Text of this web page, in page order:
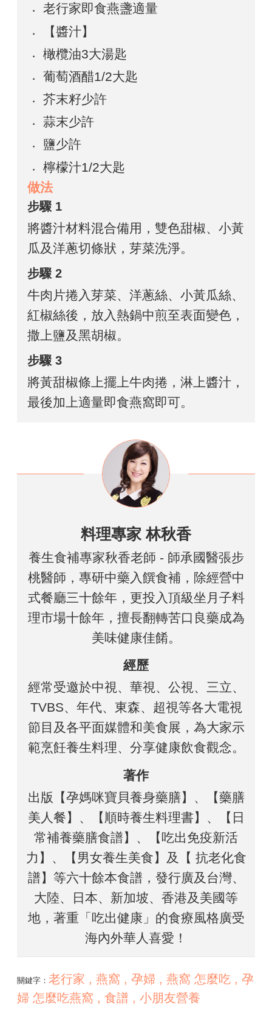
老行家即食燕盞適量
【醬汁】
橄欖油3大湯匙
葡萄酒醋1/2大匙
芥末籽少許
蒜末少許
鹽少許
檸檬汁1/2大匙
做法
步驟 1
將醬汁材料混合備用，雙色甜椒、小黃
瓜及洋蔥切條狀，芽菜洗淨。
步驟 2
牛肉片捲入芽菜、洋蔥絲、小黃瓜絲、
紅椒絲後，放入熱鍋中煎至表面變色，
撒上鹽及黑胡椒。
步驟 3
將黃甜椒條上擺上牛肉捲，淋上醬汁，
最後加上適量即食燕窩即可。
料理專家 林秋香
養生食補專家秋香老師 - 師承國醫張步
桃醫師，專研中藥入饌食補，除經營中
式餐廳三十餘年，更投入頂級坐月子料
理市場十餘年，擅長翻轉苦口良藥成為
美味健康佳餚。
經歷
經常受邀於中視、華視、公視、三立、
TVBS、年代、東森、超視等各大電視
節目及各平面媒體和美食展，為大家示
範烹飪養生料理、分享健康飲食觀念。
著作
出版【孕媽咪寶貝養身藥膳】、【藥膳
美人餐】、【順時養生料理書】、【日
常補養藥膳食譜】、【吃出免疫新活
力】、【男女養生美食】及【 抗老化食
譜】等六十餘本食譜，發行廣及台灣、
大陸、日本、新加坡、香港及美國等
地，著重「吃出健康」的食療風格廣受
海內外華人喜愛！​
關鍵字： 老行家 , 燕窩 , 孕婦 , 燕窩 怎麼吃 , 孕
婦 怎麼吃燕窩 , 食譜 , 小朋友營養